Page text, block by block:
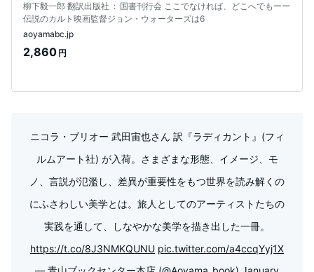
柳下毅一郎 翻訳出版社 ‏ : ‎ 国書刊行会 ここでなければ、どこへでもーー
伝説のカルト映画監督ジョン・ウォーターズは6
aoyamabc.jp
2,860 円
ニコラ・ブリオー 武田宙也さん 訳『ラディカント』(フィ
ルムアート社) が入荷。さまざまな形態、イメージ、モ
ノ、言説が氾濫し、差異が重要性をもつ世界を読み解くの
にふさわしい美学とは。旅人としてのアーティストたちの
実践を通して、しなやかな美学を描き出した一冊。
https://t.co/8J3NMKQUNU pic.twitter.com/a4ccqYyj1X